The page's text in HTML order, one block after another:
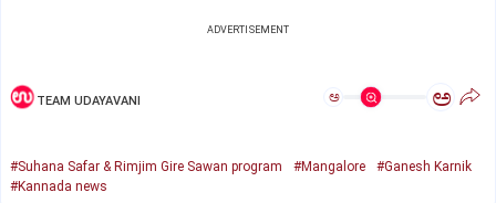
ADVERTISEMENT
TEAM UDAYAVANI ಅ ಅ
#Suhana Safar & Rimjim Gire Sawan program #Mangalore
#Ganesh Karnik
#Kannada news